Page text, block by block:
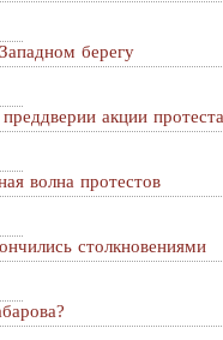
берегу
акции протеста
волна протестов
столкновениями